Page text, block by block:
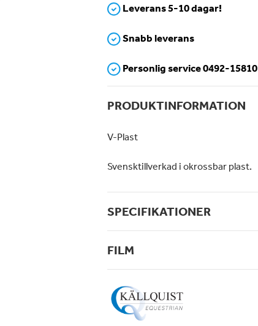
Leverans 5-10 dagar!
Snabb leverans
Personlig service 0492-15810
PRODUKTINFORMATION
V-Plast
Svensktillverkad i okrossbar plast.
SPECIFIKATIONER
FILM